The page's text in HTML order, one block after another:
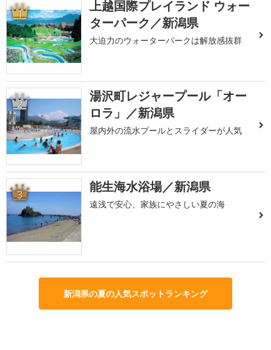
1
上越国際プレイランド ウォー
ターパーク／新潟県
大迫力のウォーターパークは解放感抜群
2
湯沢町レジャープール「オー
ロラ」／新潟県
屋内外の流水プールとスライダーが人気
3 能生海水浴場／新潟県
遠浅で安心、家族にやさしい夏の海
新潟県の夏の人気スポットランキング